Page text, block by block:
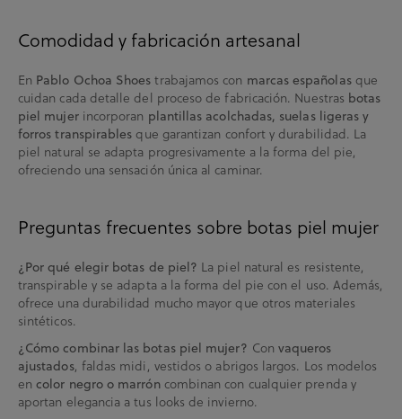
Comodidad y fabricación artesanal
En Pablo Ochoa Shoes trabajamos con marcas españolasque
cuidan cada detalle del proceso de fabricación. Nuestras botas
piel mujerincorporan plantillas acolchadas, suelas ligeras y
forros transpirables que garantizan confort y durabilidad. La
piel natural se adapta progresivamente a la forma del pie,
ofreciendo una sensación única al caminar.
Preguntas frecuentes sobre botas piel mujer
¿Por qué elegir botas de piel? La piel natural es resistente,
transpirable y se adapta a la forma del pie con el uso. Además,
ofrece una durabilidad mucho mayor que otros materiales
sintéticos.
¿Cómo combinar las botas piel mujer? Con vaqueros
ajustados, faldas midi, vestidos o abrigos largos. Los modelos
encolor negro o marróncombinan con cualquier prenda y
aportan elegancia a tus looks de invierno.